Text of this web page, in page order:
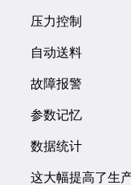
压力控制
自动送料
故障报警
参数记忆
数据统计
这大幅提高了生